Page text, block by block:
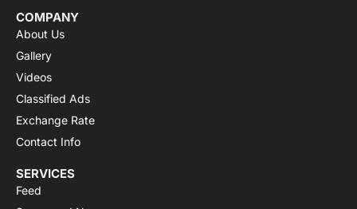
COMPANY
About Us
Gallery
Videos
Classified Ads
Exchange Rate
Contact Info
SERVICES
Feed